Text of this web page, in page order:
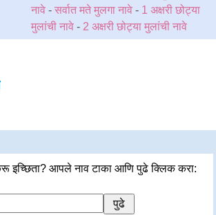
नावे - सर्वात मते मुलगा नावे - 1 अक्षरी छोट्या
मुलांची नावे - 2 अक्षरी छोट्या मुलांची नावे
इच्छिता? आपले नाव टाका आणि पुढे क्लिक करा: